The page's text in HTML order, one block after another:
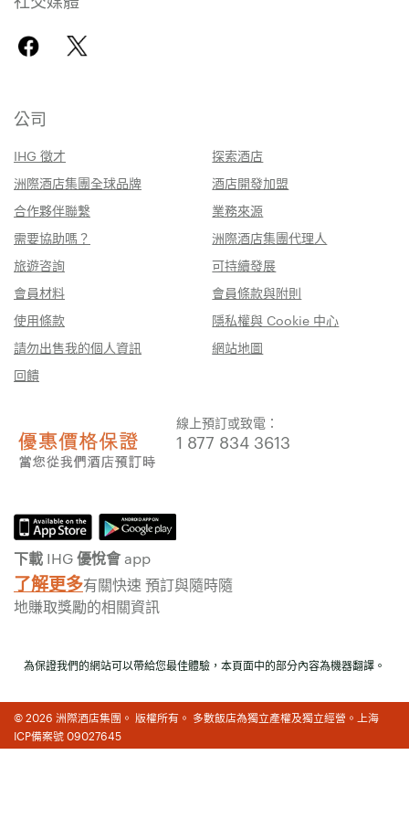
洲際酒店集團全球品牌
酒店開發加盟
合作夥伴聯繫
業務來源
需要協助嗎？
洲際酒店集團代理人
旅遊咨詢
可持續發展
會員材料
會員條款與附則
使用條款
隱私權與 Cookie 中心
請勿出售我的個人資訊
網站地圖
回饋
1 877 834 3613
下載 IHG 優悅會 app
了解更多有關快速 預訂與隨時隨
地賺取獎勵的相關資訊
© 2026 洲際酒店集團。 版權所有。 多數飯店為獨立產權及獨立經營。上海
ICP備案號 09027645